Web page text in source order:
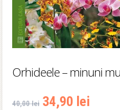
Orhideele – minuni
40,00lei Prețul
34,90 lei